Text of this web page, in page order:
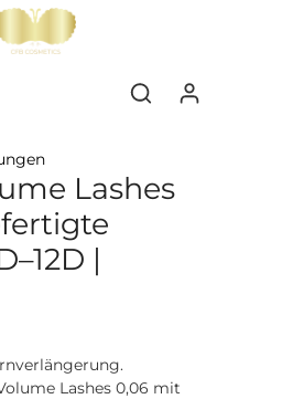
von 5 von 5 Sternen
Lashes
|
Lashes 0,06 mit